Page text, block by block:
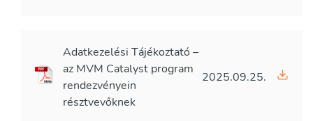
Adatkezelési Tájékoztató –
az MVM Catalyst program
rendezvényein
résztvevőknek
2025.09.25.